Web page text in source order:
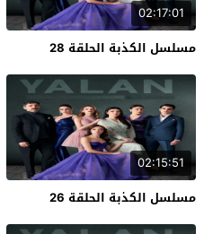
02:17:01
مسلسل الكذبة الحلقة 28
02:15:51
مسلسل الكذبة الحلقة 26